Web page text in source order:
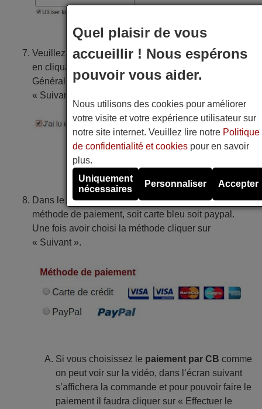
Veuillez accepter les conditions générales de vente
en cliquant sur « J’ai lu et j’accepte les Conditions
Générales de Vente » et ensuite cliquer sur
« Suivant » pour continuer avec la commande.
Dans le suivant formulaire vous pouvez choisir la
méthode de paiement, soit carte bleu soit paypal.
Une fois avoir choisi la méthode cliquer sur
« Suivant ».
Si vous choisissez le paiement par CB comme
on peut voir sur la vidéo, dans l’écran suivant
s’affichera la commande et pour pouvoir faire le
paiement il faudra cliquer sur « Effectuer le
Quel plaisir de vous
accueillir ! Nous espérons
pouvoir vous aider.
Nous utilisons des cookies pour améliorer
votre visite et votre expérience utilisateur sur
notre site internet. Veuillez lire notre Politique
de confidentialité et cookiespour en savoir
plus.
Uniquement
nécessaires
Personnaliser Accepter